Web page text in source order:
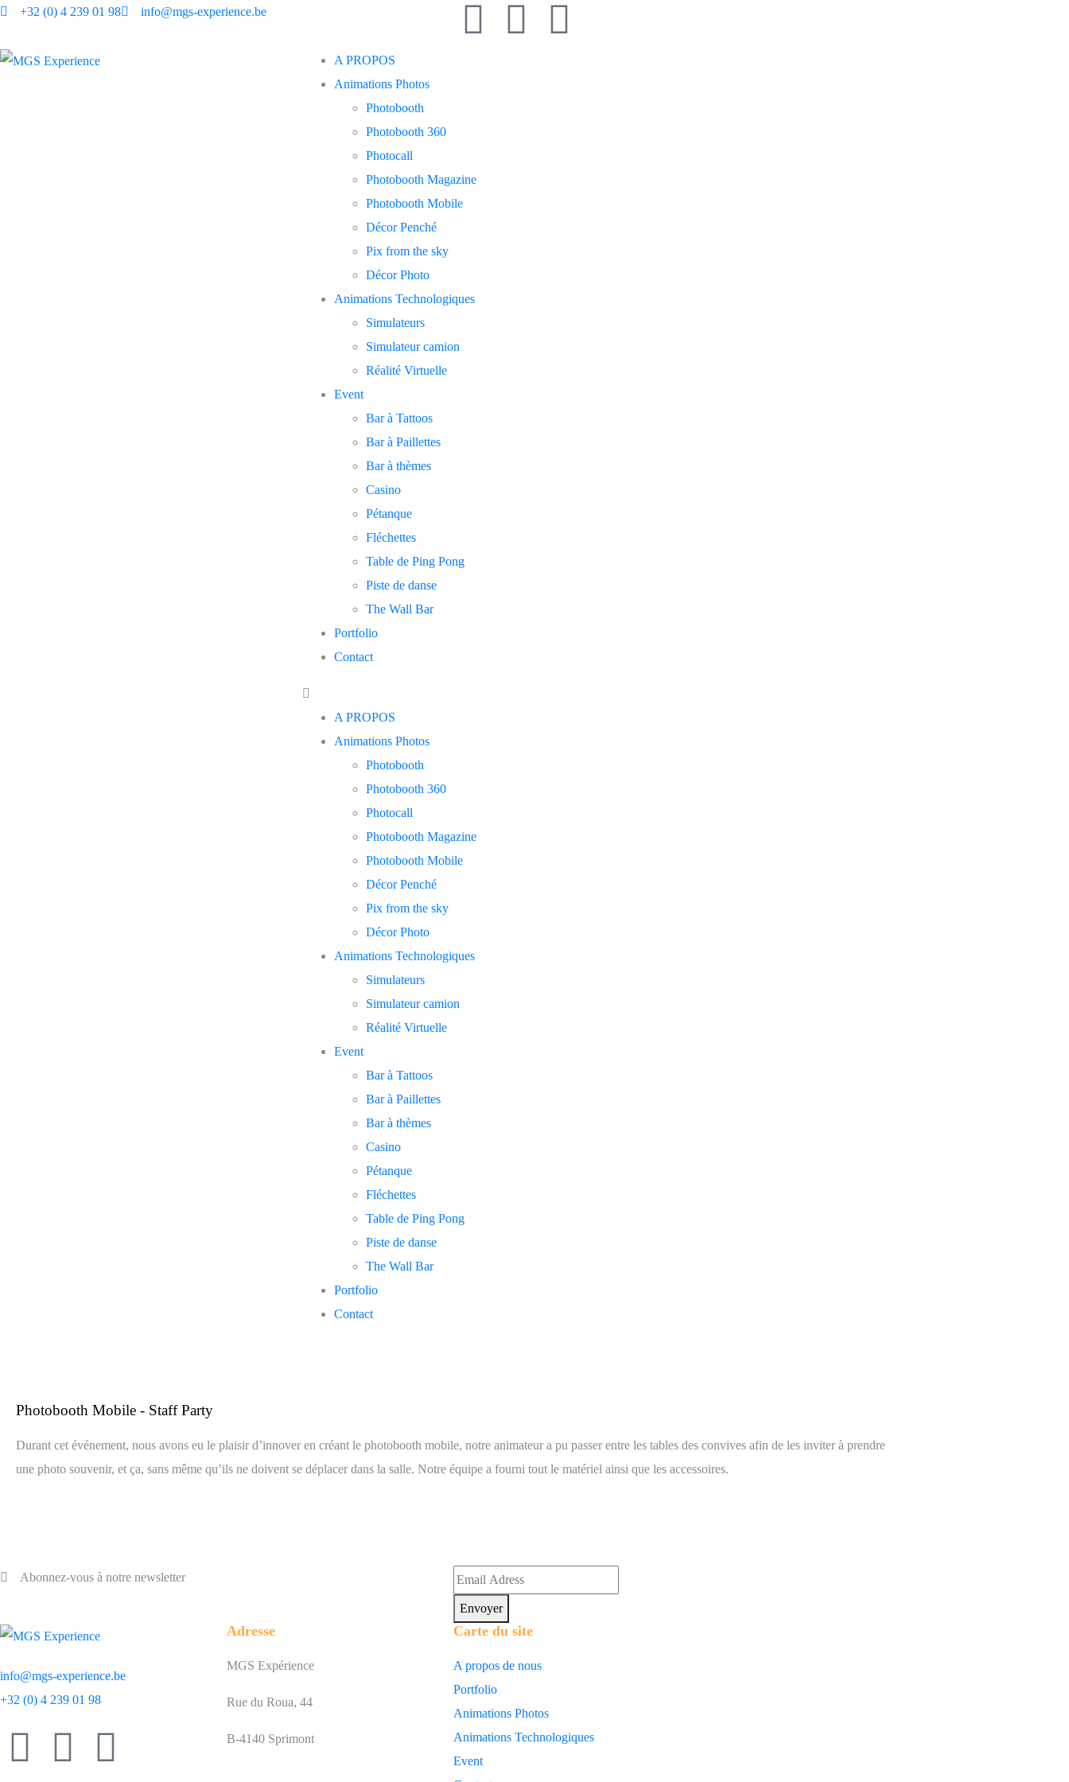
+32 (0) 4 239 01 98 info@mgs-experience.be
A PROPOS
Animations Photos
Photobooth
Photobooth 360
Photocall
Photobooth Magazine
Photobooth Mobile
Décor Penché
Pix from the sky
Décor Photo
Animations Technologiques
Simulateurs
Simulateur camion
Réalité Virtuelle
Event
Bar à Tattoos
Bar à Paillettes
Bar à thèmes
Casino
Pétanque
Fléchettes
Table de Ping Pong
Piste de danse
The Wall Bar
Portfolio
Contact
A PROPOS
Animations Photos
Photobooth
Photobooth 360
Photocall
Photobooth Magazine
Photobooth Mobile
Décor Penché
Pix from the sky
Décor Photo
Animations Technologiques
Simulateurs
Simulateur camion
Réalité Virtuelle
Event
Bar à Tattoos
Bar à Paillettes
Bar à thèmes
Casino
Pétanque
Fléchettes
Table de Ping Pong
Piste de danse
The Wall Bar
Portfolio
Contact
Photobooth Mobile - Staff Party
Durant cet événement, nous avons eu le plaisir d’innover en créant le photobooth mobile, notre animateur a pu passer entre les tables des convives afin de les inviter à prendre
une photo souvenir, et ça, sans même qu’ils ne doivent se déplacer dans la salle. Notre équipe a fourni tout le matériel ainsi que les accessoires.
Abonnez-vous à notre newsletter
Envoyer
info@mgs-experience.be
+32 (0) 4 239 01 98
Adresse
MGS Expérience
Rue du Roua, 44
B-4140 Sprimont
Carte du site
A propos de nous
Portfolio
Animations Photos
Animations Technologiques
Event